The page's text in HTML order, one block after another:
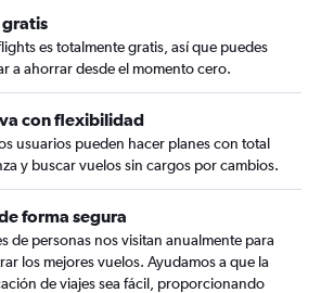
gratis
es totalmente gratis, así que puedes
a ahorrar desde el momento cero.
con flexibilidad
usuarios pueden hacer planes con total
y buscar vuelos sin cargos por cambios.
forma segura
de personas nos visitan anualmente para
los mejores vuelos. Ayudamos a que la
de viajes sea fácil, proporcionando